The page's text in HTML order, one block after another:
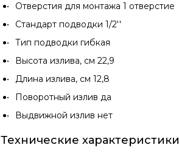
Отверстия для монтажа 1 отверстие
Стандарт подводки 1/2''
Тип подводки гибкая
Высота излива, см 22,9
Длина излива, см 12,8
Поворотный излив да
Выдвижной излив нет
Технические характеристики